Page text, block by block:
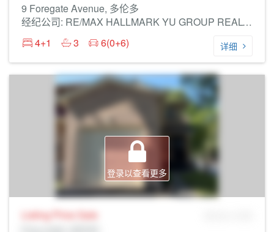
9 Foregate Avenue, 多伦多
经纪公司: RE/MAX HALLMARK YU GROUP REALTY LTD.
4+1
3 6(0+6) 详细
登录以查看更多
Listing Price Sale